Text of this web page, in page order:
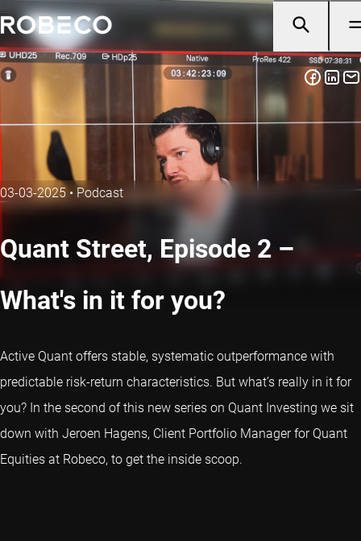
03-03-2025 • Podcast
Quant Street, Episode 2 –
What's in it for you?
Active Quant offers stable, systematic outperformance with
predictable risk-return characteristics. But what’s really in it for
you? In the second of this new series on Quant Investing we sit
down with Jeroen Hagens, Client Portfolio Manager for Quant
Equities at Robeco, to get the inside scoop.